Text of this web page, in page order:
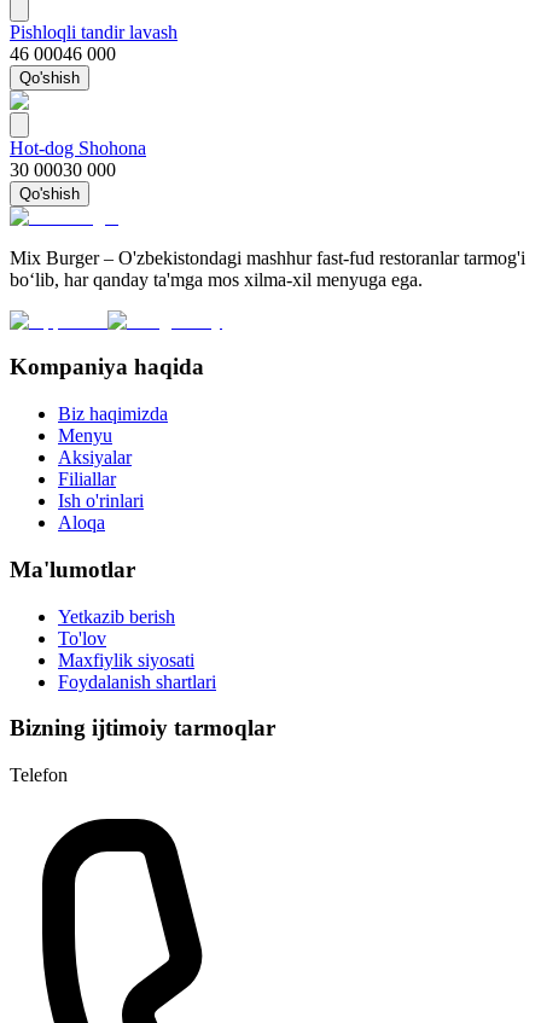
Pishloqli tandir lavash
46 00046 000
Qo'shish
Hot-dog Shohona
30 00030 000
Qo'shish
Mix Burger – O'zbekistondagi mashhur fast-fud restoranlar tarmog'i
bo‘lib, har qanday ta'mga mos xilma-xil menyuga ega.
Kompaniya haqida
Biz haqimizda
Menyu
Aksiyalar
Filiallar
Ish o'rinlari
Aloqa
Ma'lumotlar
Yetkazib berish
To'lov
Maxfiylik siyosati
Foydalanish shartlari
Bizning ijtimoiy tarmoqlar
Telefon